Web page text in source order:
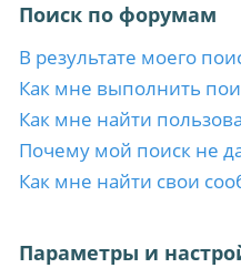
Поиск по форумам
В результате моего
Как мне выполнить
Как мне найти
Почему мой поиск не
Как мне найти свои
Параметры и